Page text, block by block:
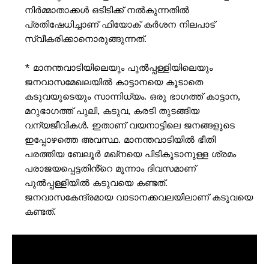
നിർമ്മാതാക്കൾ ഒടിടിക്ക് നൽകുന്നതിൽ
പ്രതിഷേധിച്ചാണ് ഫിയോക് കർശന നിലപാട്
സ്വീകരിക്കാനൊരുങ്ങുന്നത്.
* മാനന്തവാടിയിലെയും പുൽപ്പള്ളിയിലെയും
ജനവാസമേഖലയിൽ കാട്ടാനയെ കൂടാതെ
കടുവയുടെയും സാന്നിധ്യം. ഒരു ഭാഗത്ത് കാട്ടാന,
മറുഭാഗത്ത് പുലി, കടുവ, കരടി തുടങ്ങിയ
വന്യജീവികൾ. ഇതാണ് വയനാട്ടിലെ ജനങ്ങളുടെ
ഇപ്പോഴത്തെ അവസ്ഥ. മാനന്തവാടിയിൽ ഭീതി
പരത്തിയ ബേലൂർ മഖ്‌നയെ പിടികൂടാനുള്ള ശ്രമം
പരാജയപ്പെട്ടതിൻ്റെ മൂന്നാം ദിവസമാണ്
പുൽപ്പള്ളിയിൽ കടുവയെ കണ്ടത്.
ജനവാസകേന്ദ്രമായ വാടാനക്കവലയിലാണ് കടുവയെ
കണ്ടത്.